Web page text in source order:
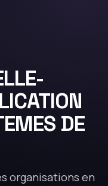
DE
organisations en